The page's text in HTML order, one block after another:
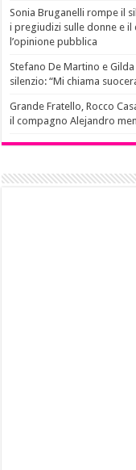
Sonia Bruganelli rompe il
i pregiudizi sulle donne e
l’opinione pubblica
Stefano De Martino e
silenzio: “Mi chiama
Grande Fratello, Rocco
il compagno Alejandro